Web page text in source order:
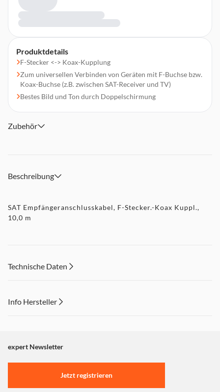
Produktdetails
F-Stecker <-> Koax-Kupplung
Zum universellen Verbinden von Geräten mit F-Buchse bzw.
Koax-Buchse (z.B. zwischen SAT-Receiver und TV)
Bestes Bild und Ton durch Doppelschirmung
Zubehör
Beschreibung
SAT Empfängeranschlusskabel, F-Stecker.-Koax Kuppl.,
10,0 m
Technische Daten
Info Hersteller
"Marketing".
Einstellungen anpassen
expert Newsletter
Jetzt registrieren